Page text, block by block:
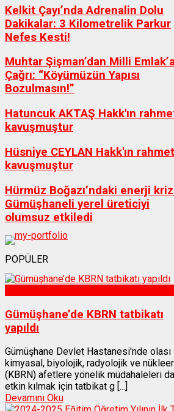
Kelkit Çayı’nda Adrenalin Dolu
Dakikalar: 3 Kilometrelik Parkur
Nefes Kesti!
Muhtar Şişman’dan Milli
Çağrı: “Köyümüzün Yapısı
Bozulmasın!”
Hatuncuk AKTAŞ Hakk'ın
kavuşmuştur
Hüsniye CEYLAN Hakk'ın
kavuşmuştur
Hürmüz Boğazı’ndaki enerji
Gümüşhaneli yerel üreticiyi
olumsuz etkiledi
POPÜLER
Gümüşhane’de KBRN tatbikatı
yapıldı
Gümüşhane Devlet Hastanesi'nde olası
kimyasal, biyolojik, radyolojik ve nükleer
(KBRN) afetlere yönelik müdahaleleri
etkin kılmak için tatbikat g [...]
Devamını Oku